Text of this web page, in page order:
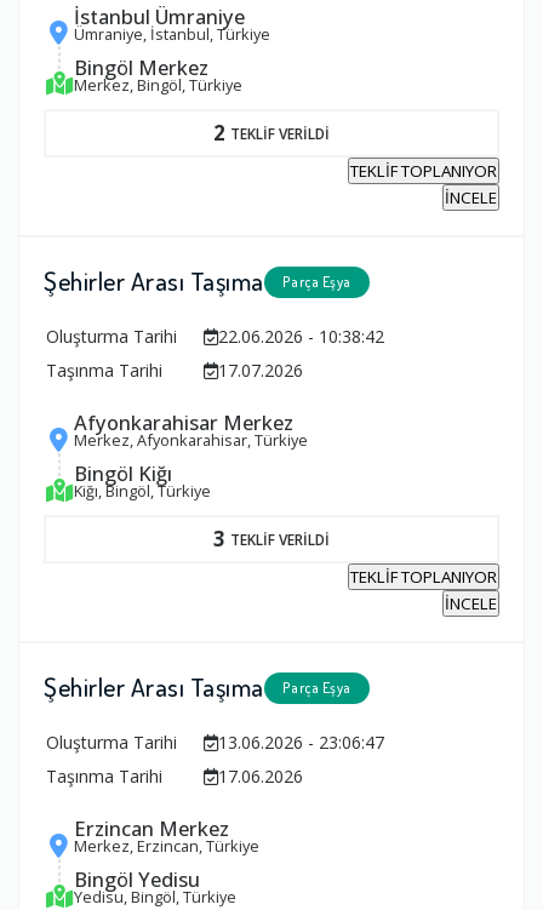
İstanbul Ümraniye
Ümraniye, İstanbul, Türkiye
Bingöl Merkez
Merkez, Bingöl, Türkiye
2 TEKLİF VERİLDİ
TEKLİF TOPLANIYOR
İNCELE
Şehirler Arası Taşıma Parça Eşya
Oluşturma Tarihi
22.06.2026 - 10:38:42
Taşınma Tarihi
17.07.2026
Afyonkarahisar Merkez
Merkez, Afyonkarahisar, Türkiye
Bingöl Kiğı
Kiğı, Bingöl, Türkiye
3 TEKLİF VERİLDİ
TEKLİF TOPLANIYOR
İNCELE
Şehirler Arası Taşıma Parça Eşya
Oluşturma Tarihi
13.06.2026 - 23:06:47
Taşınma Tarihi
17.06.2026
Erzincan Merkez
Merkez, Erzincan, Türkiye
Bingöl Yedisu
Yedisu, Bingöl, Türkiye